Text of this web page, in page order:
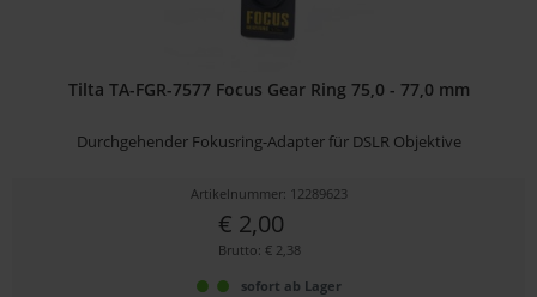
Tilta TA-FGR-7577 Focus Gear Ring 75,0 - 77,0 mm
Durchgehender Fokusring-Adapter für DSLR Objektive
Artikelnummer: 12289623
€ 2,00
Brutto: € 2,38
sofort ab Lager